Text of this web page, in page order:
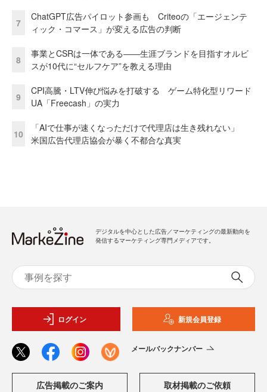
7
ChatGPT広告パイロット参画も Criteoの「エージェンテ
ィック・コマース」が変える広告の判断
8
事業とCSRは一体である――生涯ブランドを目指すオルビ
スが10代に“セルフケア”を教える理由
9
CPI高騰・LTV伸び悩みを打破する ゲーム特化型リワード
UA「Freecash」の実力
10
「AIで仕事が速くなっただけで代理店は生き残れない」
米国広告代理店協会が暴く不都合な真実
デジタルを中心とした広告／マーケティングの最新動向を
発信するマーケティング専門メディアです。
ログイン 新規会員登録
メールバックナンバー
広告掲載のご案内 取材掲載のご依頼